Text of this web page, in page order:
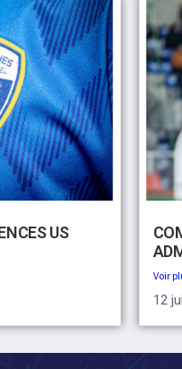
US
Voir
12